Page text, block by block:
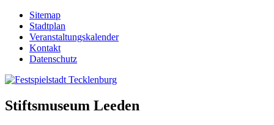
Sitemap
Stadtplan
Veranstaltungskalender
Kontakt
Datenschutz
Stiftsmuseum Leeden